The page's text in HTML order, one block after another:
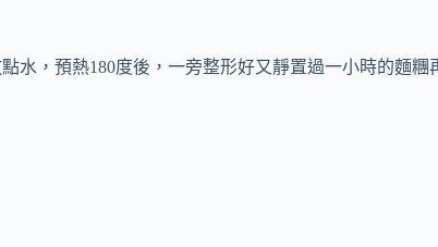
水，預熱180度後，一旁整形好又靜置過一小時的麵